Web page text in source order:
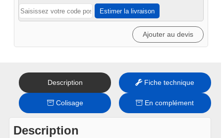
-
Iron
Estimer la livraison
Ajouter au devis
Description Fiche technique
Colisage En complément
Description